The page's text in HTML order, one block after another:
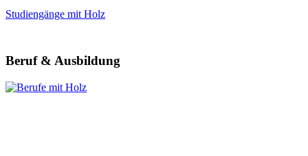
Studiengänge mit Holz
Beruf & Ausbildung